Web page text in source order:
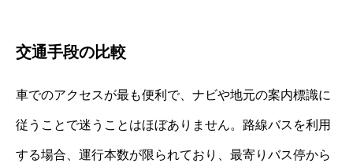
交通手段の比較
車でのアクセスが最も便利で、ナビや地元の案内標識に
従うことで迷うことはほぼありません。路線バスを利用
する場合、運行本数が限られており、最寄りバス停から